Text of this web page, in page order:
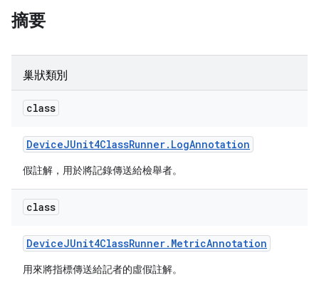
摘要
巢狀類別
class
DeviceJUnit4ClassRunner. LogAnnotation
假註解，用於將記錄傳送給檢舉者。
class
DeviceJUnit4ClassRunner. MetricAnnotation
用來將指標傳送給記者的虛假註解。